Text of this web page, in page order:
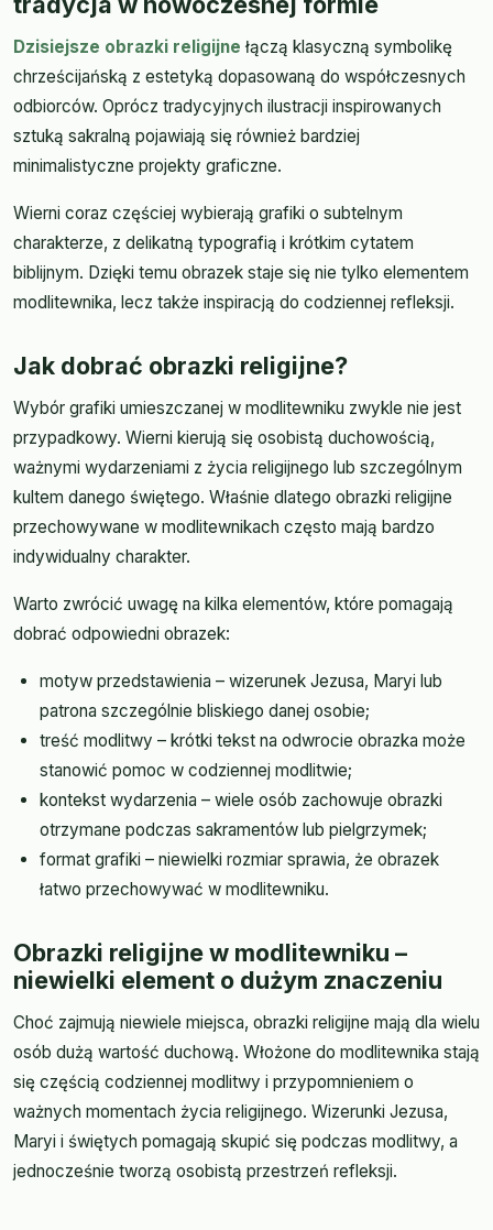
Dzisiejsze obrazki religijne łączą klasyczną symbolikę
chrześcijańską z estetyką dopasowaną do współczesnych
odbiorców. Oprócz tradycyjnych ilustracji inspirowanych
sztuką sakralną pojawiają się również bardziej
minimalistyczne projekty graficzne.
Wierni coraz częściej wybierają grafiki o subtelnym
charakterze, z delikatną typografią i krótkim cytatem
biblijnym. Dzięki temu obrazek staje się nie tylko elementem
modlitewnika, lecz także inspiracją do codziennej refleksji.
Jak dobrać obrazki religijne?
Wybór grafiki umieszczanej w modlitewniku zwykle nie jest
przypadkowy. Wierni kierują się osobistą duchowością,
ważnymi wydarzeniami z życia religijnego lub szczególnym
kultem danego świętego. Właśnie dlatego obrazki religijne
przechowywane w modlitewnikach często mają bardzo
indywidualny charakter.
Warto zwrócić uwagę na kilka elementów, które pomagają
dobrać odpowiedni obrazek:
motyw przedstawienia – wizerunek Jezusa, Maryi lub
patrona szczególnie bliskiego danej osobie;
treść modlitwy – krótki tekst na odwrocie obrazka może
stanowić pomoc w codziennej modlitwie;
kontekst wydarzenia – wiele osób zachowuje obrazki
otrzymane podczas sakramentów lub pielgrzymek;
format grafiki – niewielki rozmiar sprawia, że obrazek
łatwo przechowywać w modlitewniku.
Obrazki religijne w modlitewniku –
niewielki element o dużym znaczeniu
Choć zajmują niewiele miejsca, obrazki religijne mają dla wielu
osób dużą wartość duchową. Włożone do modlitewnika stają
się częścią codziennej modlitwy i przypomnieniem o
ważnych momentach życia religijnego. Wizerunki Jezusa,
Maryi i świętych pomagają skupić się podczas modlitwy, a
jednocześnie tworzą osobistą przestrzeń refleksji.